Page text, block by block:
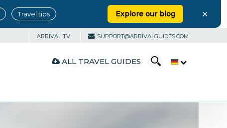
Travel tips Explore our blog ×
ARRIVAL TV SUPPORT@ARRIVALGUIDES.COM
ALL TRAVEL GUIDES